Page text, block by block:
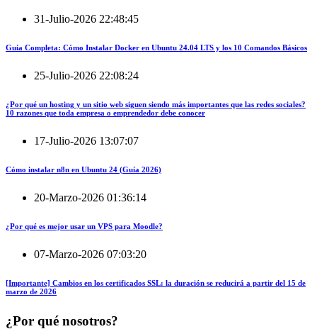
31-Julio-2026 22:48:45
Guía Completa: Cómo Instalar Docker en Ubuntu 24.04 LTS y los 10 Comandos Básicos
25-Julio-2026 22:08:24
¿Por qué un hosting y un sitio web siguen siendo más importantes que las redes sociales?
10 razones que toda empresa o emprendedor debe conocer
17-Julio-2026 13:07:07
Cómo instalar n8n en Ubuntu 24 (Guía 2026)
20-Marzo-2026 01:36:14
¿Por qué es mejor usar un VPS para Moodle?
07-Marzo-2026 07:03:20
[Importante] Cambios en los certificados SSL: la duración se reducirá a partir del 15 de
marzo de 2026
¿Por qué nosotros?